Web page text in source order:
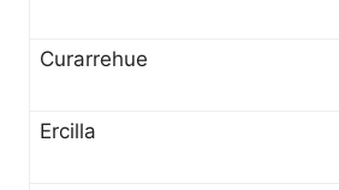
Curarrehue
Ercilla